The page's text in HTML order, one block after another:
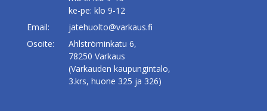
ke-pe: klo 9-12
Email:
jatehuolto@varkaus.fi
Osoite:
Ahlströminkatu 6,
78250 Varkaus
(Varkauden kaupungintalo,
3.krs, huone 325 ja 326)